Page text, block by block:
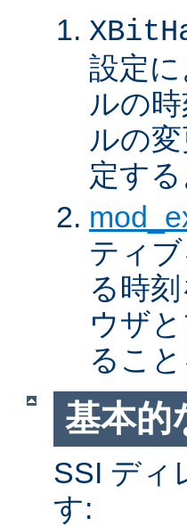
設定
ルの
ルの
定す
ティ
る時
ウザ
るこ
基本的
SSI ディ
す: